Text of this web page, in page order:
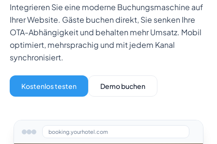
Aparthotels
Ferienunterkünfte
Hausverwalter
Über uns
Integrationen
Blog
Partnerschaften
Kundenerfolgsgeschichten
Was Sie erwartet
Integrieren Sie eine moderne Buchungsmaschine auf
Ihrer Website. Gäste buchen direkt, Sie senken Ihre
OTA-Abhängigkeit und behalten mehr Umsatz. Mobil
optimiert, mehrsprachig und mit jedem Kanal
synchronisiert.
Kostenlos testen Demo buchen
booking.yourhotel.com